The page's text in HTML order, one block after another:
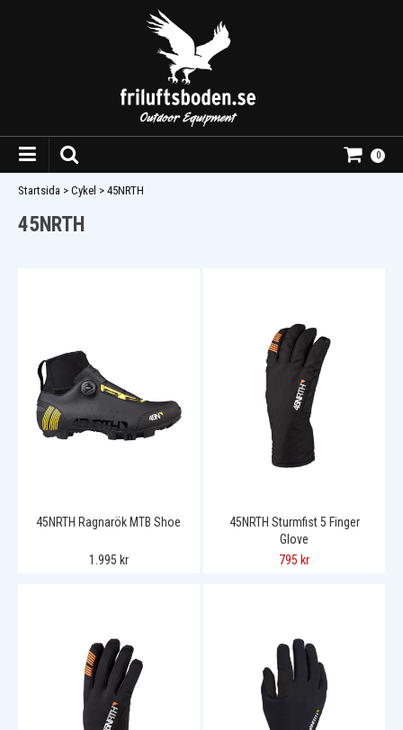
0
Startsida > Cykel > 45NRTH
45NRTH
45NRTH Ragnarök MTB Shoe
1.995 kr
45NRTH Sturmfist 5 Finger
Glove
795 kr